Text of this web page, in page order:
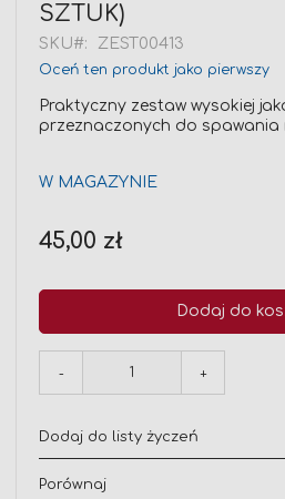
SZTUK)
SKU ZEST00413
Oceń ten produkt jako pierwszy
Praktyczny zestaw wysokiej
przeznaczonych do spawania
W MAGAZYNIE
45,00 zł
Dodaj do
- +
Dodaj do listy życzeń
Porównaj